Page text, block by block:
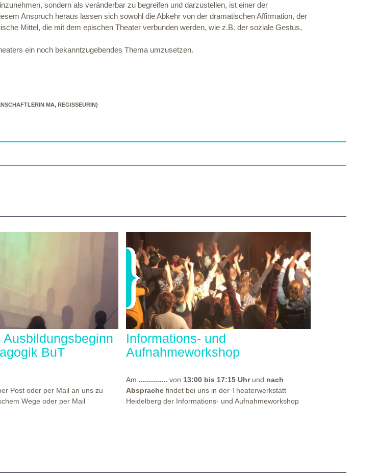
sondern als veränderbar zu begreifen und darzustellen, ist einer der
Anspruch heraus lassen sich sowohl die Abkehr von der dramatischen Affirmation, der
Mittel, die mit dem epischen Theater verbunden werden, wie z.B. der soziale Gestus,
ein noch bekanntzugebendes Thema umzusetzen.
MA, REGISSEURIN)
Ausbildungsbeginn
BuT
Post oder per Mail an uns zu
Wege oder per Mail
hier...
Informations- und
Aufnahmeworkshop
Am .............. von 13:00 bis 17:15 Uhrund nach
Absprache findet bei uns in der Theaterwerkstatt
Heidelberg der Informations- und Aufnahmeworkshop